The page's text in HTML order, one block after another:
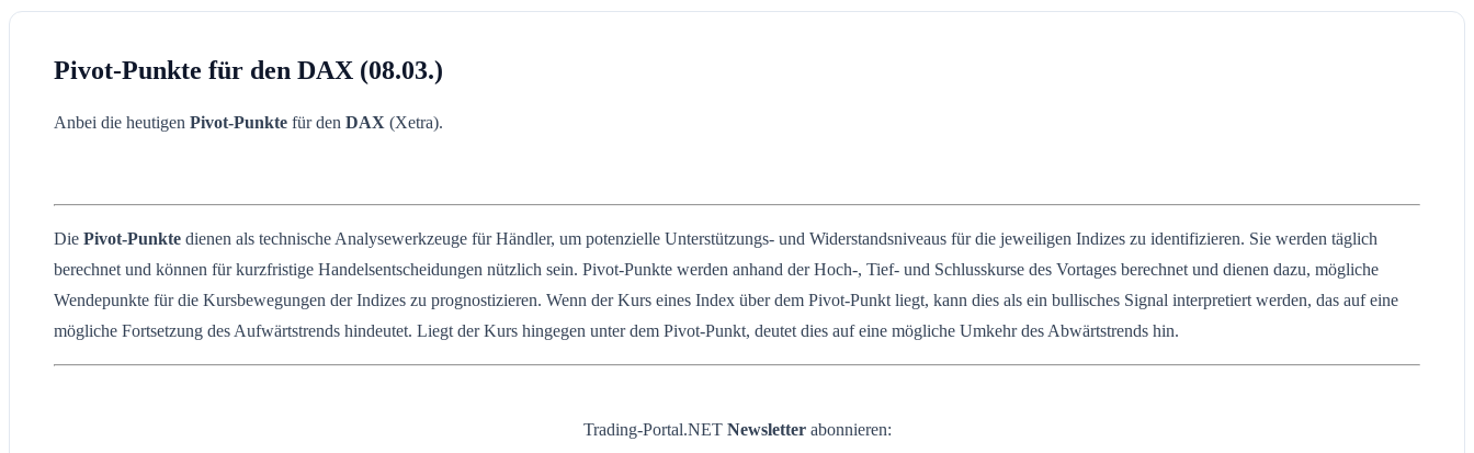
Pivot-Punkte für den DAX (08.03.)
Anbei die heutigen Pivot-Punkte für den DAX (Xetra).
Die Pivot-Punkte dienen als technische Analysewerkzeuge für Händler, um potenzielle Unterstützungs- und Widerstandsniveaus für die jeweiligen Indizes zu identifizieren. Sie werden täglich
berechnet und können für kurzfristige Handelsentscheidungen nützlich sein. Pivot-Punkte werden anhand der Hoch-, Tief- und Schlusskurse des Vortages berechnet und dienen dazu, mögliche
Wendepunkte für die Kursbewegungen der Indizes zu prognostizieren. Wenn der Kurs eines Index über dem Pivot-Punkt liegt, kann dies als ein bullisches Signal interpretiert werden, das auf eine
mögliche Fortsetzung des Aufwärtstrends hindeutet. Liegt der Kurs hingegen unter dem Pivot-Punkt, deutet dies auf eine mögliche Umkehr des Abwärtstrends hin.
Trading-Portal.NET Newsletter abonnieren: